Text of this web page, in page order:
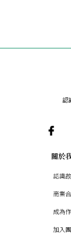
認
關於
認識
商業
成為
加入